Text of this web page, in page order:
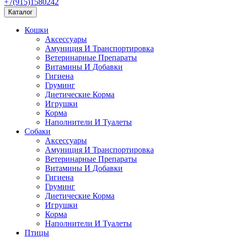
+7(915)1580242
Каталог
Кошки
Аксессуары
Амуниция И Транспортировка
Ветеринарные Препараты
Витамины И Добавки
Гигиена
Груминг
Диетические Корма
Игрушки
Корма
Наполнители И Туалеты
Собаки
Аксессуары
Амуниция И Транспортировка
Ветеринарные Препараты
Витамины И Добавки
Гигиена
Груминг
Диетические Корма
Игрушки
Корма
Наполнители И Туалеты
Птицы